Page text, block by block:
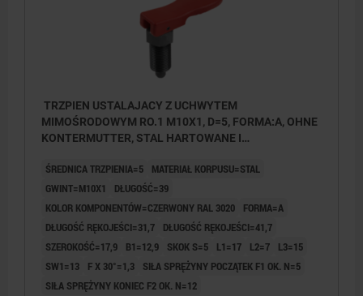
TRZPIEN USTALAJACY Z UCHWYTEM
MIMOŚRODOWYM RO.1 M10X1, D=5, FORMA:A, OHNE
KONTERMUTTER, STAL HARTOWANE I
RAL3020
ŚREDNICA TRZPIENIA=5
MATERIAŁ KORPUSU=STAL
GWINT=M10X1
DŁUGOŚĆ=39
KOLOR KOMPONENTÓW=CZERWONY RAL 3020
FORMA=A
DŁUGOŚĆ RĘKOJEŚCI=31,7
DŁUGOŚĆ RĘKOJEŚCI=41,7
SZEROKOŚĆ=17,9
B1=12,9 SKOK S=5 L1=17 L2=7
L3=15
SW1=13
F X 30°=1,3
SIŁA SPRĘŻYNY POCZĄTEK F1 OK. N=5
SIŁA SPRĘŻYNY KONIEC F2 OK. N=12